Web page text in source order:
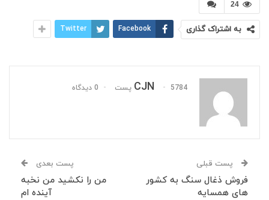
24
به اشتراک گذاری Facebook
Twitter
CJN 5784 پست 0 دیدگاه
پست قبلی
فروش ذغال سنگ به کشور
های همسایه
پست بعدی
من را نکشید من نخبه
آینده ام